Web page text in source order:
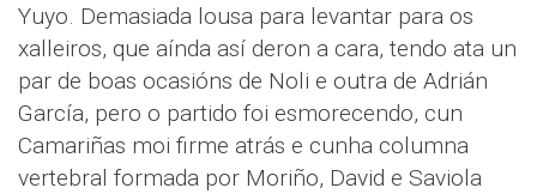
Yuyo. Demasiada lousa para levantar para os
xalleiros, que aínda así deron a cara, tendo ata un
par de boas ocasións de Noli e outra de Adrián
García, pero o partido foi esmorecendo, cun
Camariñas moi firme atrás e cunha columna
vertebral formada por Moriño, David e Saviola